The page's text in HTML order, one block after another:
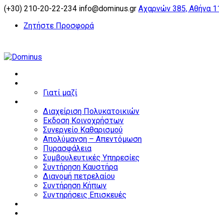
(+30) 210-20-22-234 info@dominus.gr Αχαρνών 385, Αθήνα
Ζητήστε Προσφορά
Γιατί μαζί
Διαχείριση Πολυκατοικιών
Εκδοση Κοινοχρήστων
Συνεργείο Καθαρισμού
Απολύμανση – Απεντόμωση
Πυρασφάλεια
Συμβουλευτικές Υπηρεσίες
Συντήρηση Καυστήρα
Διανομή πετρελαίου
Συντήρηση Κήπων
Συντηρήσεις Επισκευές